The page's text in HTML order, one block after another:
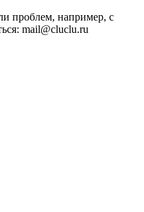
проблем, например, с
mail@cluclu.ru